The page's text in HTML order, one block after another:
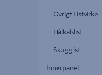
Övrigt Listvirke
Hålkälslist
Skugglist
Innerpanel